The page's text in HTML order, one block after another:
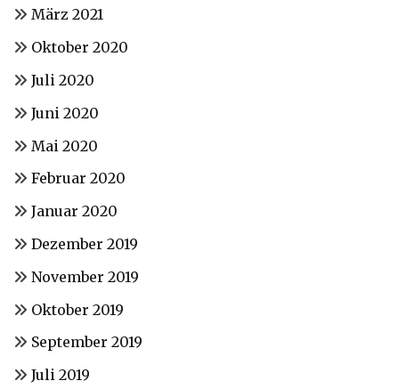
März 2021
Oktober 2020
Juli 2020
Juni 2020
Mai 2020
Februar 2020
Januar 2020
Dezember 2019
November 2019
Oktober 2019
September 2019
Juli 2019